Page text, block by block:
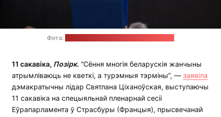
Фота:
11 сакавіка, Позірк. “Сёння многія беларускія жанчыны
атрымліваюць не кветкі, а турэмныя тэрміны”, — заявіла
дэмакратычны лідар Святлана Ціханоўская, выступаючы
11 сакавіка на спецыяльнай пленарнай сесіі
Еўрапарламента ў Страсбуры (Францыя), прысвечанай